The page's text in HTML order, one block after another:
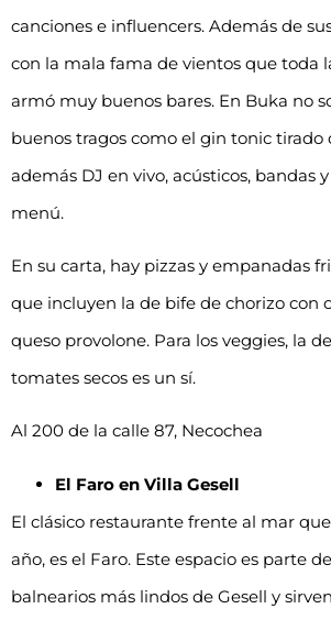
canciones e influencers. Además de
con la mala fama de vientos que toda
armó muy buenos bares. En Buka no
buenos tragos como el gin tonic tirado
además DJ en vivo, acústicos, bandas
menú.
En su carta, hay pizzas y empanadas
que incluyen la de bife de chorizo con
queso provolone. Para los veggies, la
tomates secos es un sí.
Al 200 de la calle 87, Necochea
El Faro en Villa Gesell
El clásico restaurante frente al mar
año, es el Faro. Este espacio es parte
balnearios más lindos de Gesell y